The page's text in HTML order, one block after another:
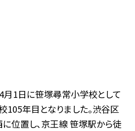
4月1日に笹塚尋常小学校として
105年目となりました。渋谷区
位置し、京王線 笹塚駅から徒